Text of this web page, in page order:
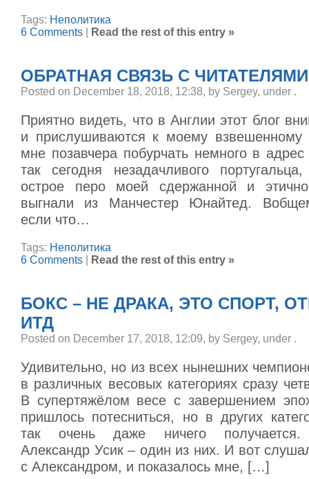
Tags: Неполитика
6 Comments
Read the rest of this entry »
ОБРАТНАЯ СВЯЗЬ С ЧИТАТЕЛЯМИ
Posted on December 18, 2018, 12:38, by Sergey, under .
Приятно видеть, что в Англии этот блог
и прислушиваются к моему
мне позавчера побурчать немного в
так сегодня незадачливого
острое перо моей сдержанной и
выгнали из Манчестер Юнайтед.
если что…
Tags: Неполитика
6 Comments
Read the rest of this entry »
БОКС – НЕ ДРАКА, ЭТО СПОРТ,
ИТД
Posted on December 17, 2018, 12:09, by Sergey, under .
Удивительно, но из всех нынешних
в различных весовых категориях сразу
В супертяжёлом весе с завершением
пришлось потесниться, но в других
так очень даже ничего получается.
Александр Усик – один из них. И вот
с Александром, и показалось мне, […]